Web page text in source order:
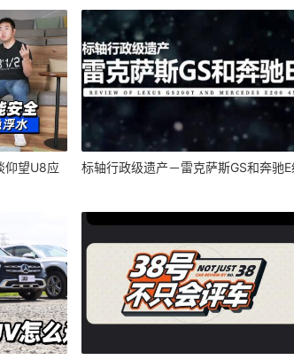
仰望U8应
标轴行政级遗产－雷克萨斯GS和奔驰E